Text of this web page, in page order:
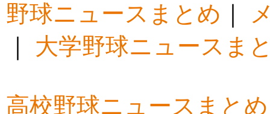
野球ニュースまとめ
大学野球ニュースま
高校野球ニュースまとめ